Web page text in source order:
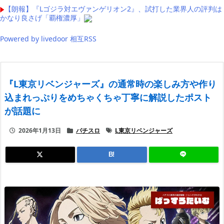
【朗報】『Lゴジラ対エヴァンゲリオン2』、試打した業界人の評判は
かなり良さげ「覇権濃厚」
Powered by livedoor 相互RSS
『L東京リベンジャーズ』の通常時の楽しみ方や作り
込まれっぷりをめちゃくちゃ丁寧に解説したポスト
が話題に
2026年1月13日 パチスロ L東京リベンジャーズ
B!